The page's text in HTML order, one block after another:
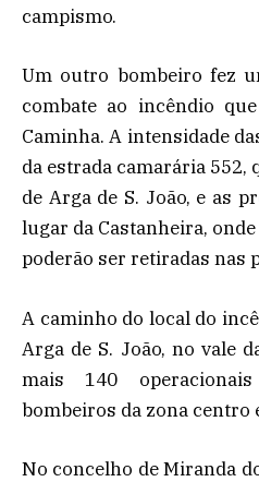
campismo.
Um outro bombeiro fez
combate ao incêndio
Caminha. A intensidade
da estrada camarária 552,
de Arga de S. João, e as
lugar da Castanheira,
poderão ser retiradas nas
A caminho do local do
Arga de S. João, no vale
mais 140
bombeiros da zona centro
No concelho de Miranda